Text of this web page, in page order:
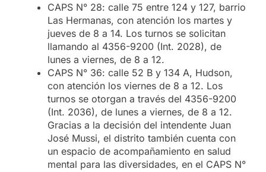
CAPS N° 28: calle 75 entre 124 y 127, barrio
Las Hermanas, con atención los martes y
jueves de 8 a 14. Los turnos se solicitan
llamando al 4356-9200 (Int. 2028), de
lunes a viernes, de 8 a 12.
CAPS N° 36: calle 52 B y 134 A, Hudson,
con atención los viernes de 8 a 12. Los
turnos se otorgan a través del 4356-9200
(Int. 2036), de lunes a viernes, de 8 a 12.
Gracias a la decisión del intendente Juan
José Mussi, el distrito también cuenta con
un espacio de acompañamiento en salud
mental para las diversidades, en el CAPS N°